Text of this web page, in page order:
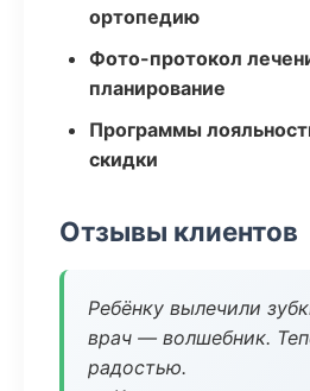
ортопедию
Фото-протокол
планирование
Программы
скидки
Отзывы клиентов
Ребёнку вылечили
врач — волшебник.
радостью.